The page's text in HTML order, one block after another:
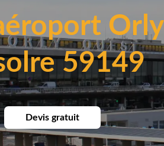
Orly
59149
Devis gratuit